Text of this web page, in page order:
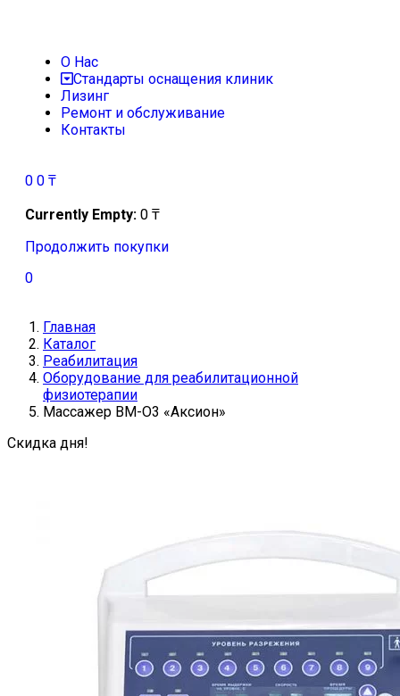
О Нас
Стандарты оснащения клиник
Лизинг
Ремонт и обслуживание
Контакты
0 0 ₸
Currently Empty: 0 ₸
Продолжить покупки
0
Главная
Каталог
Реабилитация
Оборудование для реабилитационной
физиотерапии
Массажер ВМ-О3 «Аксион»
Скидка дня!